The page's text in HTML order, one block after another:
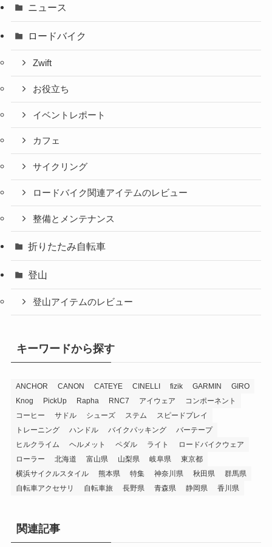
ニュース
ロードバイク
Zwift
お役立ち
イベントレポート
カフェ
サイクリング
ロードバイク関連アイテムのレビュー
整備とメンテナンス
折りたたみ自転車
登山
登山アイテムのレビュー
キーワードから探す
ANCHOR CANON CATEYE CINELLI fizik GARMIN
GIRO
Knog
PickUp Rapha RNC7 アイウェア
コンポーネント
コーヒー
サドル シューズ ステム
スピードプレイ
トレーニング
ハンドル バイクパッキング
バーテープ
ヒルクライム
ヘルメット ペダル ライト
ロードバイクウェア
ローラー
北海道 富山県 山梨県 岐阜県
東京都
横浜サイクルスタイル
熊本県 特集 神奈川県 秋田県
群馬県
自転車アクセサリ
自転車旅 長野県 青森県 静岡県 香川県
関連記事